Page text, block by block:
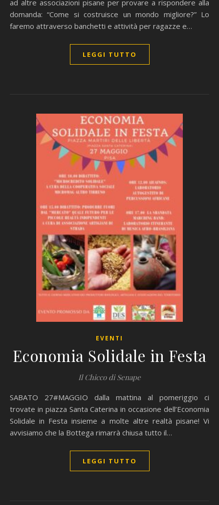
ad altre associazioni pisane per provare a rispondere alla
domanda: “Come si costruisce un mondo migliore?” Lo
faremo attraverso banchetti e attività per ragazze e…
LEGGI TUTTO
EVENTI
Economia Solidale in Festa
Il Chicco di Senape
SABATO 27#MAGGIO dalla mattina al pomeriggio ci
trovate in piazza Santa Caterina in occasione dell’Economia
Solidale in Festa insieme a molte altre realtà pisane! Vi
avvisiamo che la Bottega rimarrà chiusa tutto il…
LEGGI TUTTO